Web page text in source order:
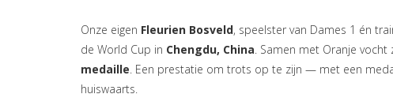
Onze eigen Fleurien Bosveld, speelster van Dames 1 én
de World Cup in Chengdu, China. Samen met Oranje vocht
medaille. Een prestatie om trots op te zijn — met een
huiswaarts.